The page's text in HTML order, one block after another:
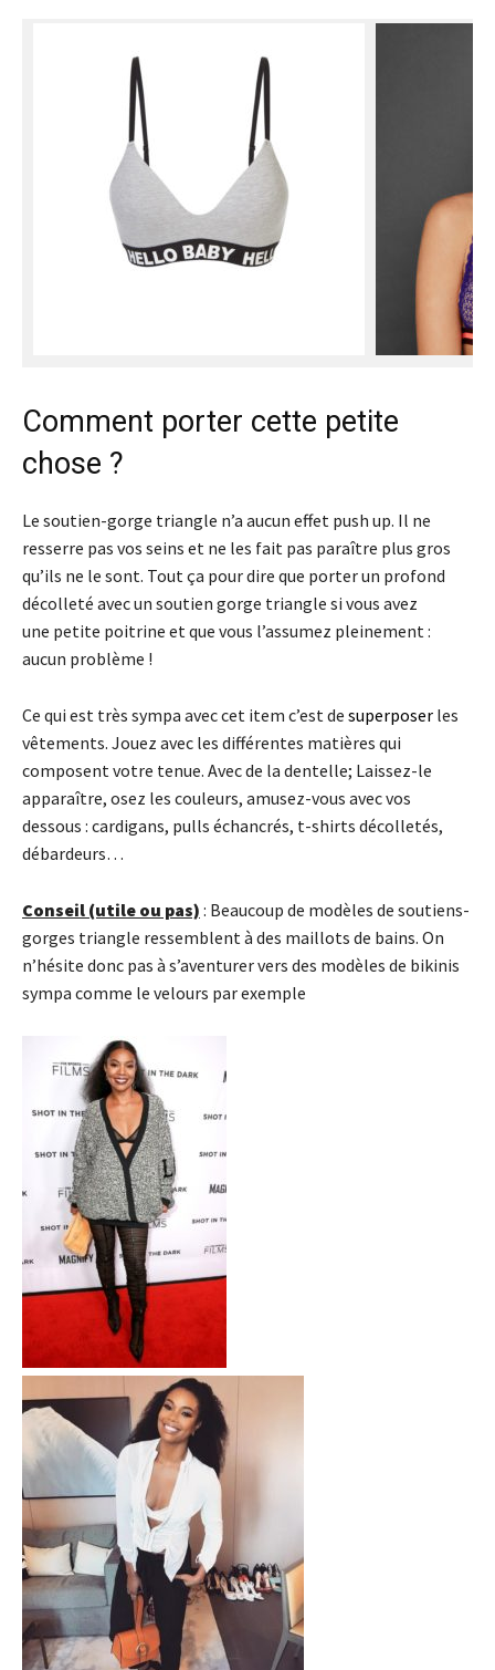
Comment porter cette petite
chose ?
Le soutien-gorge triangle n’a aucun effet push up. Il ne
resserre pas vos seins et ne les fait pas paraître plus gros
qu’ils ne le sont. Tout ça pour dire que porter un profond
décolleté avec un soutien gorge triangle si vous avez
une petite poitrine et que vous l’assumez pleinement :
aucun problème !
Ce qui est très sympa avec cet item c’est de superposer les
vêtements. Jouez avec les différentes matières qui
composent votre tenue. Avec de la dentelle; Laissez-le
apparaître, osez les couleurs, amusez-vous avec vos
dessous : cardigans, pulls échancrés, t-shirts décolletés,
débardeurs…
Conseil (utile ou pas) : Beaucoup de modèles de soutiens-
gorges triangle ressemblent à des maillots de bains. On
n’hésite donc pas à s’aventurer vers des modèles de bikinis
sympa comme le velours par exemple